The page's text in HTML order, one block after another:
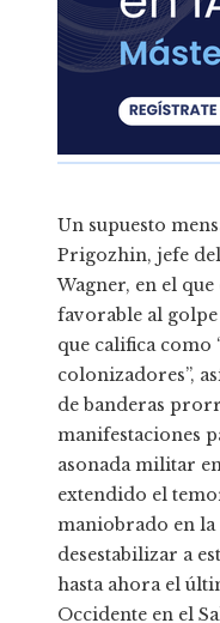
Un supuesto
Prigozhin, jefe
Wagner, en el
favorable al
que califica como
colonizadores”,
de banderas
manifestaciones
asonada militar
extendido el
maniobrado en
desestabilizar a
hasta ahora el
Occidente en el